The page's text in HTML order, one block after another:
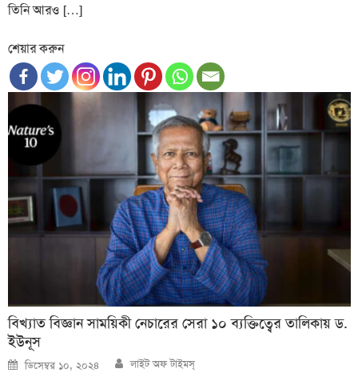
তিনি আরও […]
শেয়ার করুন
বিখ্যাত বিজ্ঞান সাময়িকী নেচারের সেরা ১০ ব্যক্তিত্বের তালিকায় ড.
ইউনূস
Posted
on
ডিসেম্বর ১০, ২০২৪ Author
লাইট অফ টাইমস্